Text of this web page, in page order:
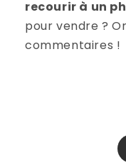
recourir à un
pour vendre ?
commentaires !